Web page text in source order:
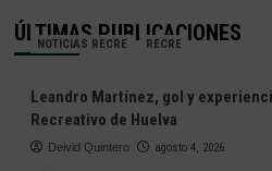
ÚLTIMAS PUBLICACIONES
NOTICIAS RECRE RECRE
Leandro Martínez, gol y
Recreativo de Huelva
Deivid Quintero agosto 4, 2026